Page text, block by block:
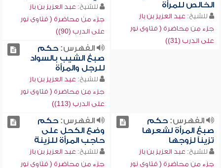
الخالص للمرأة
للشيخ: عبد العزيز بن باز
جزء من محاضرة ( فتاوى نور
على الدرب (31))
للشيخ: عبد العزيز بن باز
جزء من محاضرة ( فتاوى نور
على الدرب (90))
الفهرس:حكم
صبغ الشيب بالسواد
للرجل والمرأة
للشيخ: عبد العزيز بن باز
جزء من محاضرة ( فتاوى نور
على الدرب (113))
الفهرس:حكم
صبغ المرأة لشعرها
تزيناً لزوجها
للشيخ: عبد العزيز بن باز
جزء من محاضرة ( فتاوى نور
الفهرس:حكم
وضع الكحل على
حاجب المرأة للزينة
للشيخ: عبد العزيز بن باز
جزء من محاضرة ( فتاوى نور